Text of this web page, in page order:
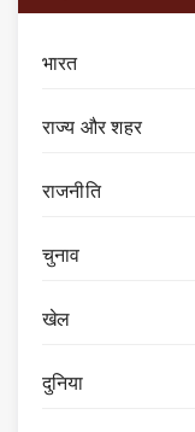
भारत
राज्य और शहर
राजनीति
चुनाव
खेल
दुनिया